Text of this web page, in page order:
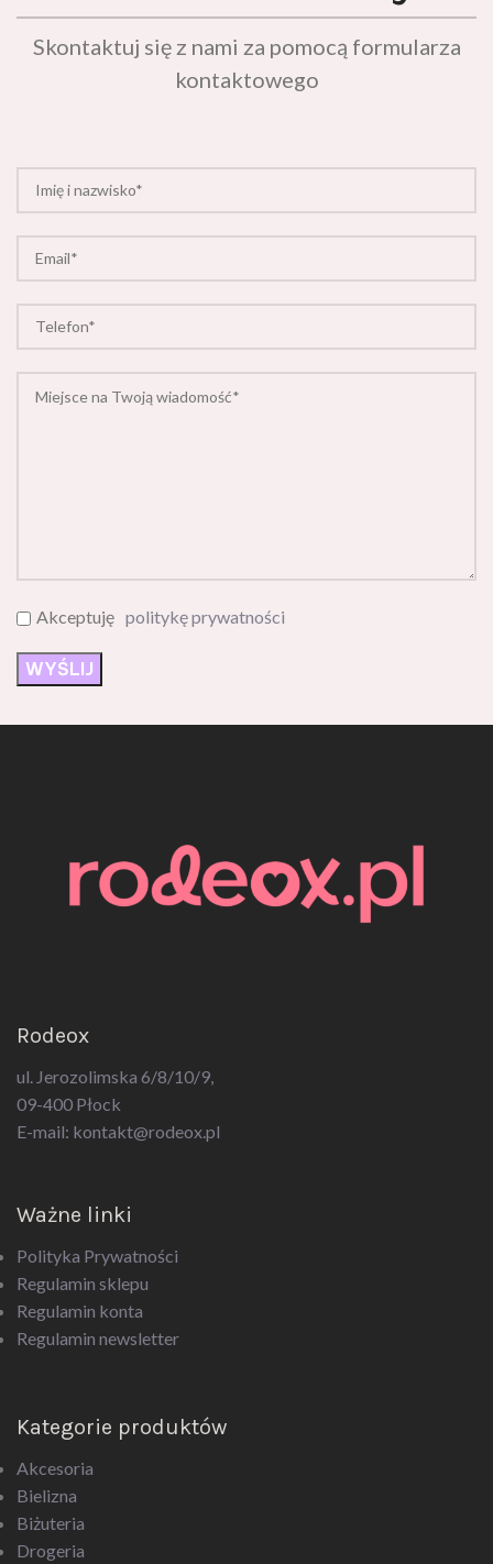
Skontaktuj się z nami za pomocą formularza
kontaktowego
Akceptuję politykę prywatności
Rodeox
ul. Jerozolimska 6/8/10/9,
09-400 Płock
E-mail: kontakt@rodeox.pl
Ważne linki
Polityka Prywatności
Regulamin sklepu
Regulamin konta
Regulamin newsletter
Kategorie produktów
Akcesoria
Bielizna
Biżuteria
Drogeria